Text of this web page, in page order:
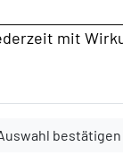
mit
Auswahl bestätigen